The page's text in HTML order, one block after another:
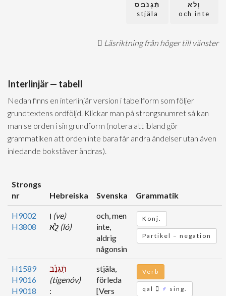
וְלֹא
och inte
תִּֿגְנֹב׃ס
stjäla
Läsriktning från höger till vänster
Interlinjär — tabell
Nedan finns en interlinjär version i tabellform som följer
grundtextens ordföljd. Klickar man på strongsnumret så kan
man se orden i sin grundform (notera att ibland gör
grammatiken att orden inte bara får andra ändelser utan även
inledande bokstäver ändras).
Strongs
nr
Hebreiska Svenska Grammatik
H9002
H3808
(ve)
(ló)
och, men
inte,
aldrig
någonsin
Konj.
Partikel – negation
H1589
H9016
H9018
תִּֿגְנֹֽ֔ב
(tigenóv)
stjäla,
förleda
[Vers
Verb
qal ♂ sing.